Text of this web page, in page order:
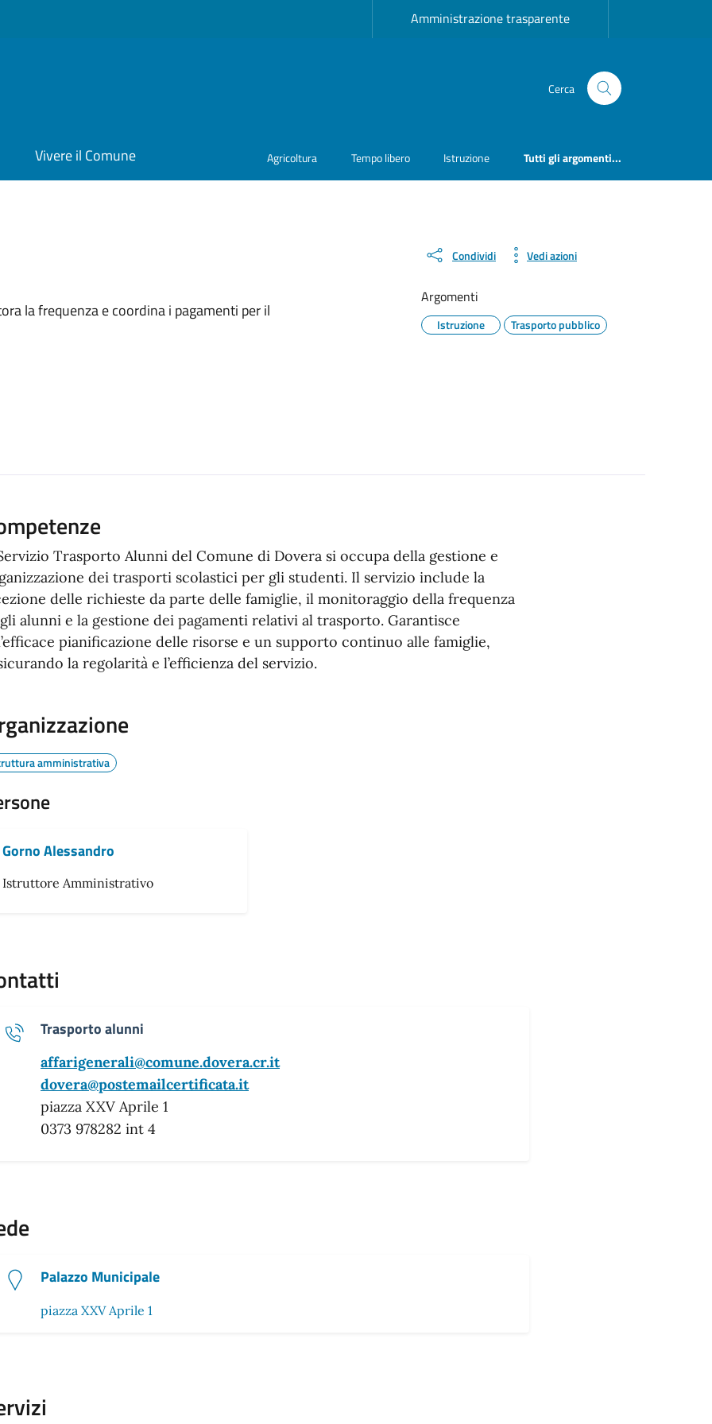
Amministrazione trasparente
Cerca
Vivere il Comune Agricoltura Tempo libero Istruzione Tutti gli argomenti...
la frequenza e coordina i pagamenti per il
Condividi Vedi azioni
Argomenti
Istruzione Trasporto pubblico
Trasporto Alunni del Comune di Dovera si occupa della gestione e
dei trasporti scolastici per gli studenti. Il servizio include la
delle richieste da parte delle famiglie, il monitoraggio della frequenza
alunni e la gestione dei pagamenti relativi al trasporto. Garantisce
pianificazione delle risorse e un supporto continuo alle famiglie,
la regolarità e l’efficienza del servizio.
amministrativa
Gorno Alessandro
Istruttore Amministrativo
Trasporto alunni
affarigenerali@comune.dovera.cr.it
dovera@postemailcertificata.it
piazza XXV Aprile 1
0373 978282 int 4
Palazzo Municipale
piazza XXV Aprile 1